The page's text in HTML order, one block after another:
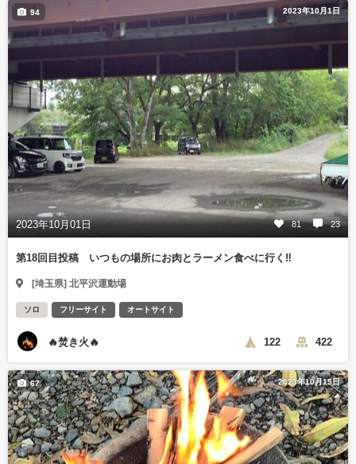
2023年10月1日
2023年10月01日 81 23
94
第18回目投稿 いつもの場所にお肉とラーメン食べに行く‼️
[埼玉県] 北平沢運動場
ソロ フリーサイト オートサイト
🔥焚き火🔥 122 422
2023年10月15日
67